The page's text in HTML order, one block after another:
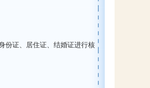
份证、居住证、结婚证进行核